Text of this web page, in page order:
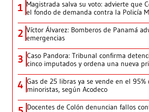
1 Magistrada salva su voto: advierte que
el fondo de demanda contra la Policía
2 Víctor Álvarez: Bomberos de Panamá
emergencias
3 Caso Pandora: Tribunal confirma
cinco imputados y ordena una nueva
4 Gas de 25 libras ya se vende en el 95%
minoristas, según Acodeco
Docentes de Colón denuncian fallos